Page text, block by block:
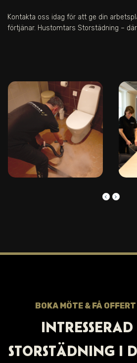
Kontakta oss idag för att ge din
förtjänar. Hustomtars Storstädning –
keyboard_arrow_left keyboard_arrow_right
BOKA MÖTE & FÅ
STORSTÄDNING I